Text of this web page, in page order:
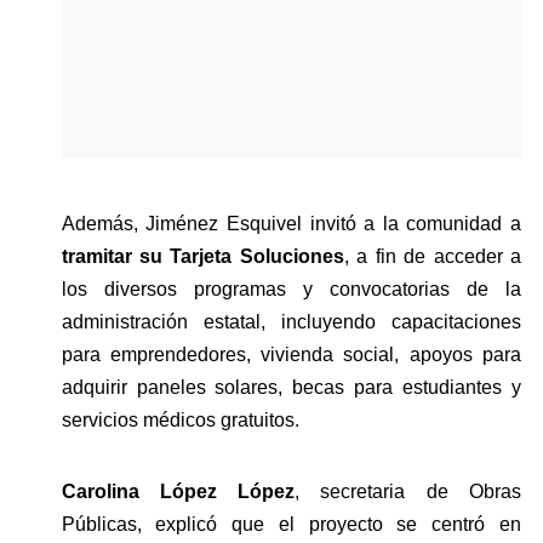
tramitar su Tarjeta Soluciones, a fin de acceder a
los diversos programas y convocatorias de la
administración estatal, incluyendo capacitaciones
para emprendedores, vivienda social, apoyos para
adquirir paneles solares, becas para estudiantes y
servicios médicos gratuitos.
Carolina López López, secretaria de Obras
Públicas, explicó que el proyecto se centró en